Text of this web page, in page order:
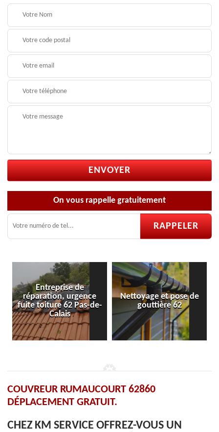
On vous rappelle gratuitement
Nettoyage et pose de
gouttière 62
Pose et réparation de
velux 62
COUVREUR RUMAUCOURT 62860
DÉPLACEMENT GRATUIT.
CHEZ KM SERVICE OFFREZ-VOUS UN